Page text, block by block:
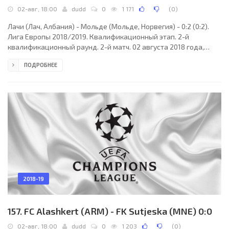
02-авг, 18:00 dudd 0 1 171 (0)
Лачи (Лач, Албания) - Мольде (Мольде, Норвегия) - 0:2 (0:2).
Лига Европы 2018/2019. Квалификационный этап. 2-й
квалификационный раунд. 2-й матч. 02 августа 2018 года,
«Лачи». 420 зрителей (8 % при вместимости 5000). Главный
Йоонас Яановитс (Эстония). Лачи: 1. Гентьян Сельмани (к); 26.
Марко Радаш (ХОР) (18. Ндричим
ПОДРОБНЕЕ
2018-19
157. FC Alashkert (ARM) - FK Sutjeska (MNE) 0:0
02-авг, 18:00 dudd 0 1 203 (0)